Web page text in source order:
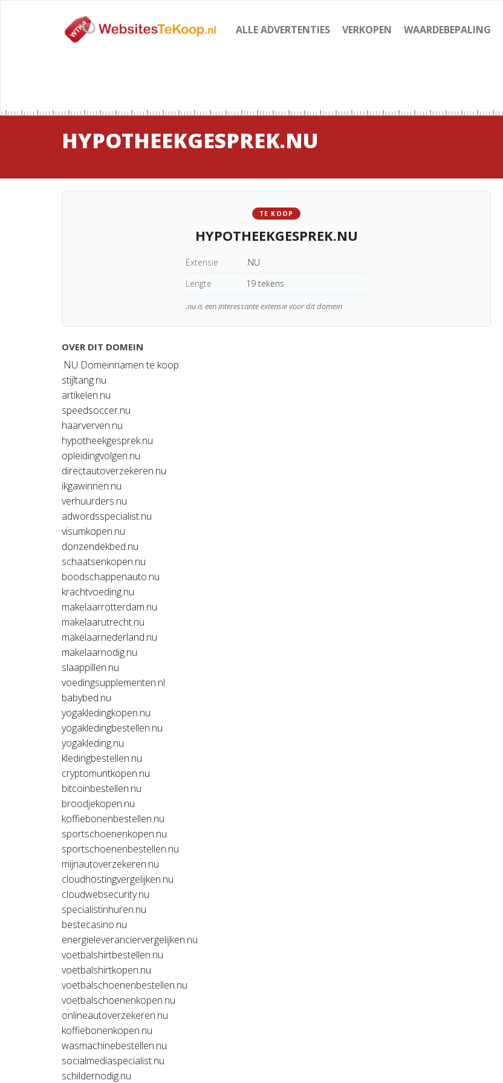
ALLE ADVERTENTIES VERKOPEN WAARDEBEPALING
HYPOTHEEKGESPREK.NU
TE KOOP
HYPOTHEEKGESPREK.NU
Extensie
.NU
Lengte
19 tekens
.nu is een interessante extensie voor dit domein
OVER DIT DOMEIN
.NU Domeinnamen te koop:
stijltang.nu
artikelen.nu
speedsoccer.nu
haarverven.nu
hypotheekgesprek.nu
opleidingvolgen.nu
directautoverzekeren.nu
ikgawinnen.nu
verhuurders.nu
adwordsspecialist.nu
visumkopen.nu
donzendekbed.nu
schaatsenkopen.nu
boodschappenauto.nu
krachtvoeding.nu
makelaarrotterdam.nu
makelaarutrecht.nu
makelaarnederland.nu
makelaarnodig.nu
slaappillen.nu
voedingsupplementen.nl
babybed.nu
yogakledingkopen.nu
yogakledingbestellen.nu
yogakleding.nu
kledingbestellen.nu
cryptomuntkopen.nu
bitcoinbestellen.nu
broodjekopen.nu
koffiebonenbestellen.nu
sportschoenenkopen.nu
sportschoenenbestellen.nu
mijnautoverzekeren.nu
cloudhostingvergelijken.nu
cloudwebsecurity.nu
specialistinhuren.nu
bestecasino.nu
energieleveranciervergelijken.nu
voetbalshirtbestellen.nu
voetbalshirtkopen.nu
voetbalschoenenbestellen.nu
voetbalschoenenkopen.nu
onlineautoverzekeren.nu
koffiebonenkopen.nu
wasmachinebestellen.nu
socialmediaspecialist.nu
schildernodig.nu